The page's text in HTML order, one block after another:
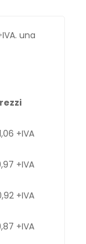
una
+IVA
+IVA
+IVA
+IVA